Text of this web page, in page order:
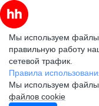
Мы используем файлы
правильную работу
сетевой трафик.
Правила
Мы используем файлы
файлов cookie